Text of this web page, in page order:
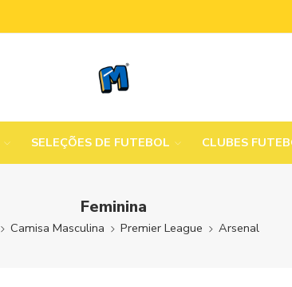
SELEÇÕES DE FUTEBOL CLUBES
Feminina
Camisa Masculina Premier League Arsenal